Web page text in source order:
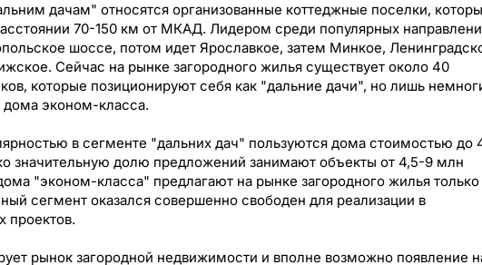
дачам" относятся организованные коттеджные поселки,
70-150 км от МКАД. Лидером среди популярных
шоссе, потом идет Ярославкое, затем Минкое,
Сейчас на рынке загородного жилья существует около 40
которые позиционируют себя как "дальние дачи", но лишь
дома эконом-класса.
в сегменте "дальних дач" пользуются дома стоимостью до
значительную долю предложений занимают объекты от 4,5-9 млн
"эконом-класса" предлагают на рынке загородного жилья
сегмент оказался совершенно свободен для реализации в
проектов.
рынок загородной недвижимости и вполне возможно появление